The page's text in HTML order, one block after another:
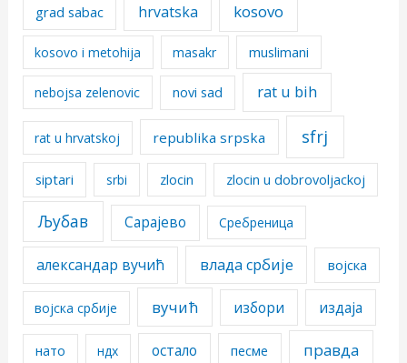
grad sabac hrvatska kosovo
kosovo i metohija masakr muslimani
nebojsa zelenovic novi sad rat u bih
rat u hrvatskoj republika srpska sfrj
siptari srbi zlocin zlocin u dobrovoljackoj
Љубав Сарајево Сребреница
александар вучић влада србије војска
војска србије вучић избори издаја
нато ндх остало песме правда